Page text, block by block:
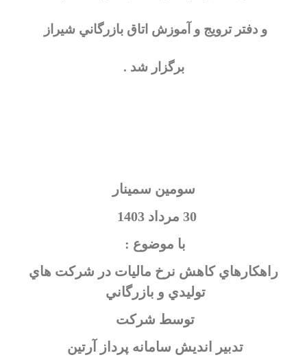
و دفتر ترويج و آموزش اتاق بازرگاني شيراز
برگزار شد .
سومين سمينار
30 مرداد 1403
با موضوع :
راهكارهاي كاهش نرخ ماليات در شركت هاي
توليدي و بازرگاني
توسط شركت
تدبير انديش سامانه پرداز آرتين